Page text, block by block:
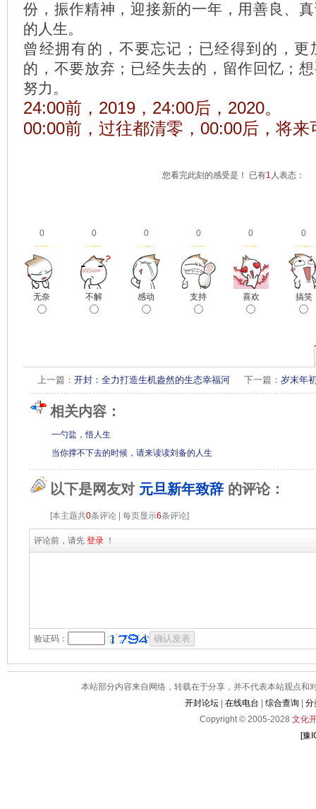
份，振作精神，迎接新的一年，用善良、
的人生。
曾经拥有的，不要忘记；已经得到的，更
的，不要放弃；已经失去的，留作回忆；
努力。
24:00前，2019，24:00后，2020。
00:00前，过往都清零，00:00后，将来
您看完此刻的感受是！ 已有1 人表态：
0 0 0 0 0 0
无奈 不解 感动 支持 喜欢 搞笑
上一篇： 开封：全力打造生机盎然的生态幸福河 下一篇： 岁末年
相关内容：
一勺盐，悟人生
当你撑不下去的时候，请来读读刘备的人生
以下是网友对 元旦新年致辞 的评论：
[本主题共0条评论 | 每页显示6条评论]
评论前，请先 登录 ！
验证码：
本站部分内容来自网络，转载在于分享，并不代表本站观点
开封论坛| 在线电台 综合查询
分
Copyright © 2005-2028 文化
[豫